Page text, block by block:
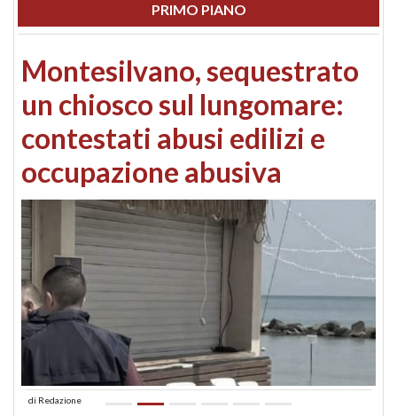
PRIMO PIANO
Montesilvano, sequestrato
un chiosco sul lungomare:
contestati abusi edilizi e
occupazione abusiva
di Redazione